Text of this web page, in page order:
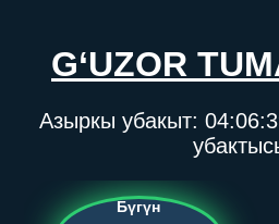
G‘UZOR
Азыркы убакыт:
Бүгүн